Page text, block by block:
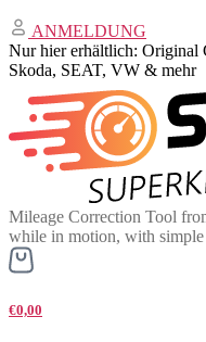
ANMELDUNG
Nur hier erhältlich:
Skoda, SEAT, VW & mehr
Mileage Correction Tool
while in motion, with
€0,00